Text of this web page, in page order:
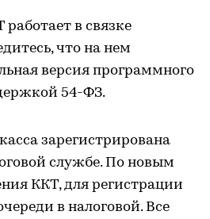
в связке
что на нем
версия программного
54-ФЗ.
зарегистрирована
службе. По новым
ККТ, для регистрации
в налоговой. Все